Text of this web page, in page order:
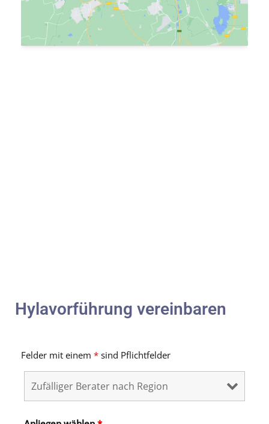
Hylavorführung vereinbaren
Felder mit einem * sind Pflichtfelder